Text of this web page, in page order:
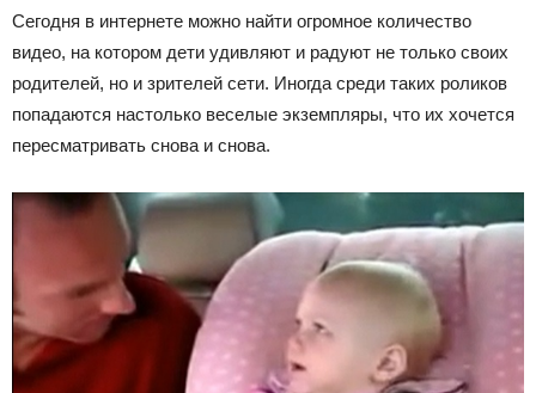
Сегодня в интернете можно найти огромное количество
видео, на котором дети удивляют и радуют не только своих
родителей, но и зрителей сети. Иногда среди таких роликов
попадаются настолько веселые экземпляры, что их хочется
пересматривать снова и снова.